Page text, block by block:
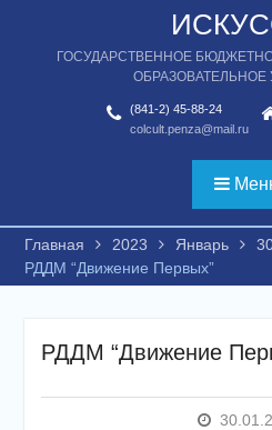
ГОСУДАРСТВЕННОЕ
(841-2) 45-88-24
colcult.penza@mail.ru
Главная 2023 Январь
РДДМ “Движение Первых”
РДДМ “Движение